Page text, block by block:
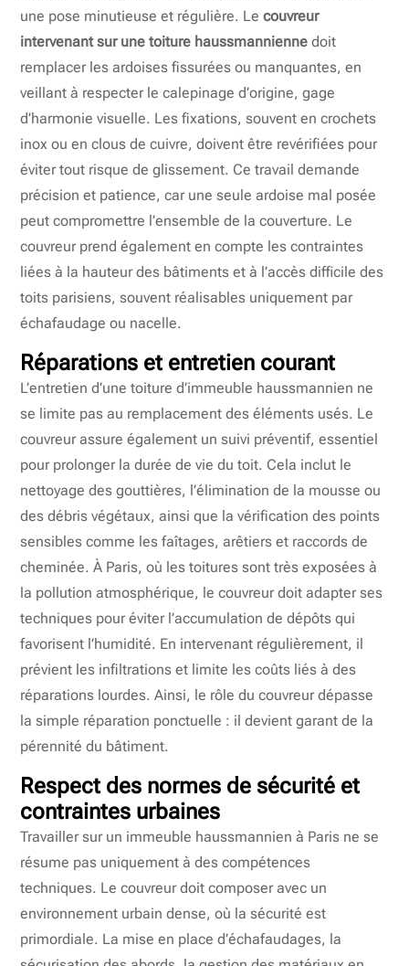
une pose minutieuse et régulière. Lecouvreur
intervenant sur une toiture haussmannienne doit
remplacer les ardoises fissurées ou manquantes, en
veillant à respecter le calepinage d’origine, gage
d’harmonie visuelle. Les fixations, souvent en crochets
inox ou en clous de cuivre, doivent être revérifiées pour
éviter tout risque de glissement. Ce travail demande
précision et patience, car une seule ardoise mal posée
peut compromettre l’ensemble de la couverture. Le
couvreur prend également en compte les contraintes
liées à la hauteur des bâtiments et à l’accès difficile des
toits parisiens, souvent réalisables uniquement par
échafaudage ou nacelle.
Réparations et entretien courant
L’entretien d’une toiture d’immeuble haussmannien ne
se limite pas au remplacement des éléments usés. Le
couvreur assure également un suivi préventif, essentiel
pour prolonger la durée de vie du toit. Cela inclut le
nettoyage des gouttières, l’élimination de la mousse ou
des débris végétaux, ainsi que la vérification des points
sensibles comme les faîtages, arêtiers et raccords de
cheminée. À Paris, où les toitures sont très exposées à
la pollution atmosphérique, le couvreur doit adapter ses
techniques pour éviter l’accumulation de dépôts qui
favorisent l’humidité. En intervenant régulièrement, il
prévient les infiltrations et limite les coûts liés à des
réparations lourdes. Ainsi, le rôle du couvreur dépasse
la simple réparation ponctuelle : il devient garant de la
pérennité du bâtiment.
Respect des normes de sécurité et
contraintes urbaines
Travailler sur un immeuble haussmannien à Paris ne se
résume pas uniquement à des compétences
techniques. Le couvreur doit composer avec un
environnement urbain dense, où la sécurité est
primordiale. La mise en place d’échafaudages, la